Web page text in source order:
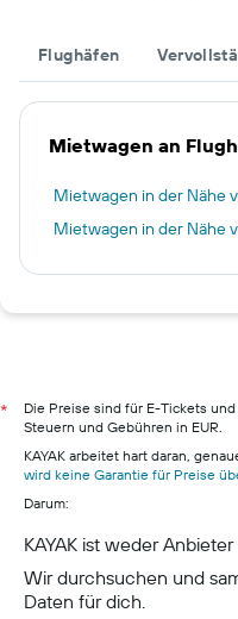
Flughäfen
Mietwagen an
Mietwagen in der Nähe
Mietwagen in der Nähe
*
Die Preise sind für E-Tickets
Steuern und Gebühren in EUR.
KAYAK arbeitet hart daran,
wird keine Garantie für Preise
Darum:
KAYAK ist weder
Wir durchsuchen und
Daten für dich.